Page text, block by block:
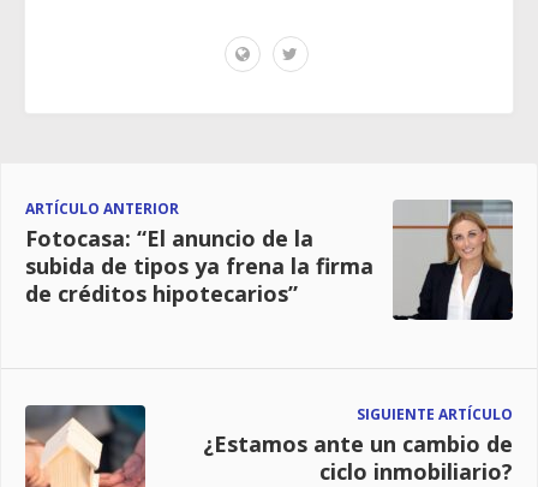
ARTÍCULO ANTERIOR
Fotocasa: “El anuncio de la
subida de tipos ya frena la firma
de créditos hipotecarios”
SIGUIENTE ARTÍCULO
¿Estamos ante un cambio de
ciclo inmobiliario?